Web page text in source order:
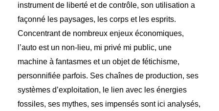
instrument de liberté et de contrôle, son utilisation a
façonné les paysages, les corps et les esprits.
Concentrant de nombreux enjeux économiques,
l’auto est un non-lieu, mi privé mi public, une
machine à fantasmes et un objet de fétichisme,
personnifiée parfois. Ses chaînes de production, ses
systèmes d’exploitation, le lien avec les énergies
fossiles, ses mythes, ses impensés sont ici analysés,